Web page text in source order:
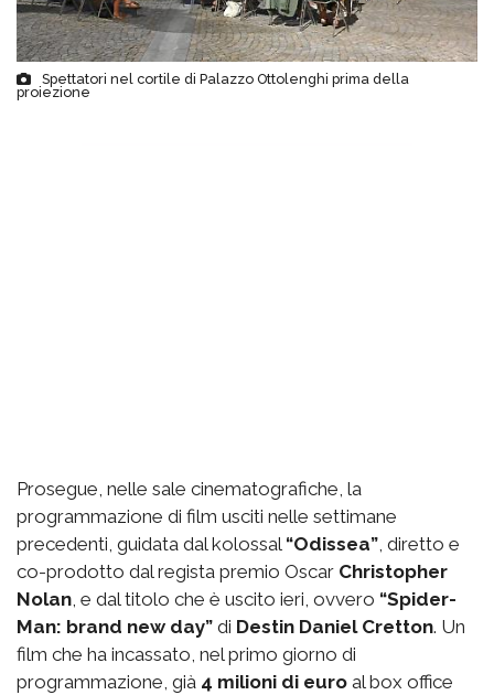
Spettatori nel cortile di Palazzo Ottolenghi prima della
proiezione
Prosegue, nelle sale cinematografiche, la
programmazione di film usciti nelle settimane
precedenti, guidata dal kolossal “Odissea”, diretto e
co-prodotto dal regista premio Oscar Christopher
Nolan, e dal titolo che è uscito ieri, ovvero “Spider-
Man: brand new day” di Destin Daniel Cretton. Un
film che ha incassato, nel primo giorno di
programmazione, già 4 milioni di euro al box office